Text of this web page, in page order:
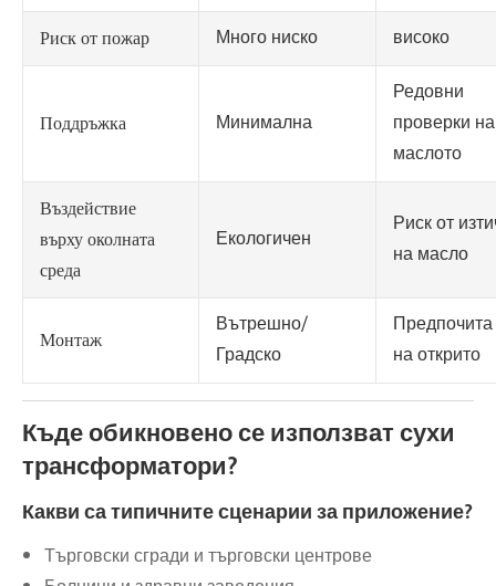
Риск от пожар Много ниско високо
Поддръжка Минимална
Редовни
проверки на
маслото
Въздействие
върху околната
среда
Екологичен
Риск от
на масло
Монтаж
Вътрешно/
Градско
на открито
Къде обикновено се използват сухи
трансформатори?
Какви са типичните сценарии за приложение?
Търговски сгради и търговски центрове